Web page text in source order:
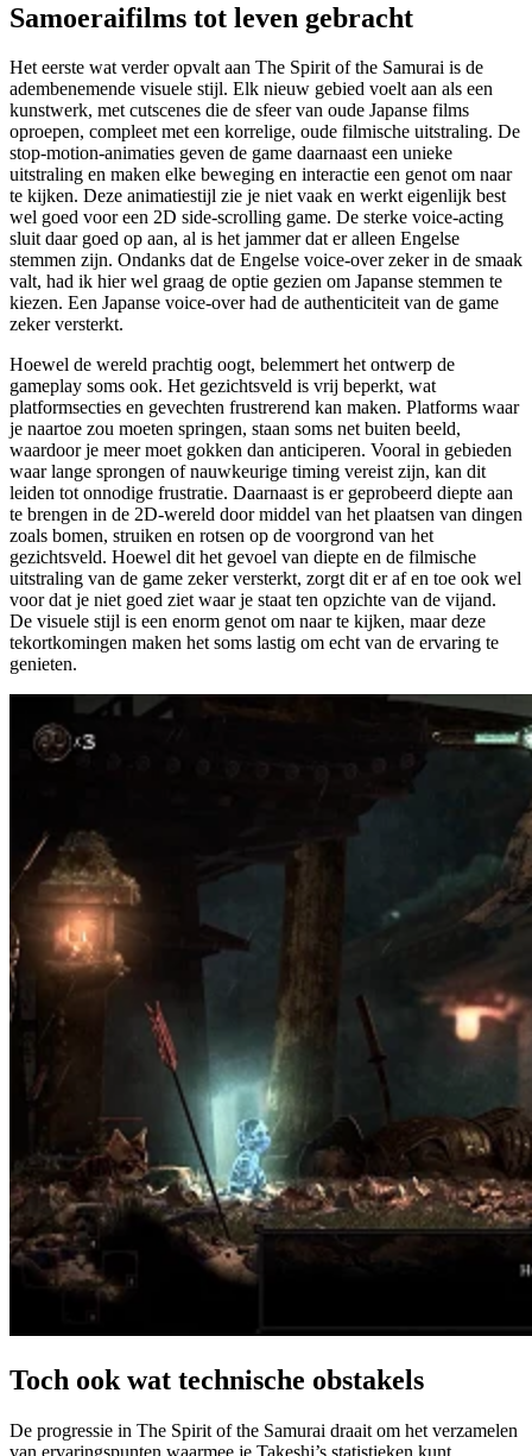
Samoeraifilms tot leven gebracht
Het eerste wat verder opvalt aan The Spirit of the Samurai is de
adembenemende visuele stijl. Elk nieuw gebied voelt aan als een
kunstwerk, met cutscenes die de sfeer van oude Japanse films
oproepen, compleet met een korrelige, oude filmische uitstraling. De
stop-motion-animaties geven de game daarnaast een unieke
uitstraling en maken elke beweging en interactie een genot om naar
te kijken. Deze animatiestijl zie je niet vaak en werkt eigenlijk best
wel goed voor een 2D side-scrolling game. De sterke voice-acting
sluit daar goed op aan, al is het jammer dat er alleen Engelse
stemmen zijn. Ondanks dat de Engelse voice-over zeker in de smaak
valt, had ik hier wel graag de optie gezien om Japanse stemmen te
kiezen. Een Japanse voice-over had de authenticiteit van de game
zeker versterkt.
Hoewel de wereld prachtig oogt, belemmert het ontwerp de
gameplay soms ook. Het gezichtsveld is vrij beperkt, wat
platformsecties en gevechten frustrerend kan maken. Platforms waar
je naartoe zou moeten springen, staan soms net buiten beeld,
waardoor je meer moet gokken dan anticiperen. Vooral in gebieden
waar lange sprongen of nauwkeurige timing vereist zijn, kan dit
leiden tot onnodige frustratie. Daarnaast is er geprobeerd diepte aan
te brengen in de 2D-wereld door middel van het plaatsen van dingen
zoals bomen, struiken en rotsen op de voorgrond van het
gezichtsveld. Hoewel dit het gevoel van diepte en de filmische
uitstraling van de game zeker versterkt, zorgt dit er af en toe ook wel
voor dat je niet goed ziet waar je staat ten opzichte van de vijand.
De visuele stijl is een enorm genot om naar te kijken, maar deze
tekortkomingen maken het soms lastig om echt van de ervaring te
genieten.
Toch ook wat technische obstakels
De progressie in The Spirit of the Samurai draait om het verzamelen